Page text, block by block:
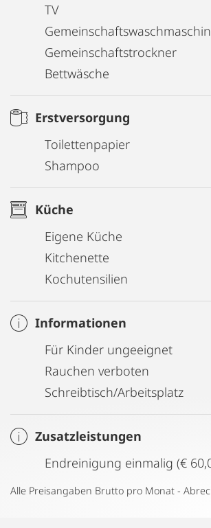
TV
Gemeinschaftstrockner
Bettwäsche
Erstversorgung
Toilettenpapier
Shampoo
Küche
Eigene Küche
Kitchenette
Kochutensilien
Informationen
Für Kinder ungeeignet
Rauchen verboten
Schreibtisch/Arbeitsplatz
Zusatzleistungen
Endreinigung einmalig (€
Alle Preisangaben Brutto pro Monat -